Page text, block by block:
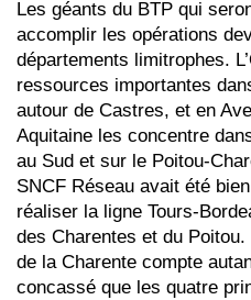
Les géants du BTP qui
accomplir les opérations
départements limitrophes.
ressources importantes
autour de Castres, et en
Aquitaine les concentre
au Sud et sur le Poitou-
SNCF Réseau avait été
réaliser la ligne Tours-
des Charentes et du
de la Charente compte
concassé que les quatre